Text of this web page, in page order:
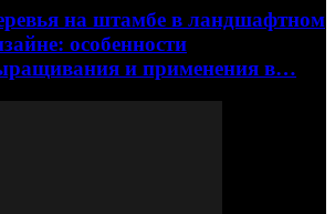
на штамбе в ландшафтном
особенности
и применения в…